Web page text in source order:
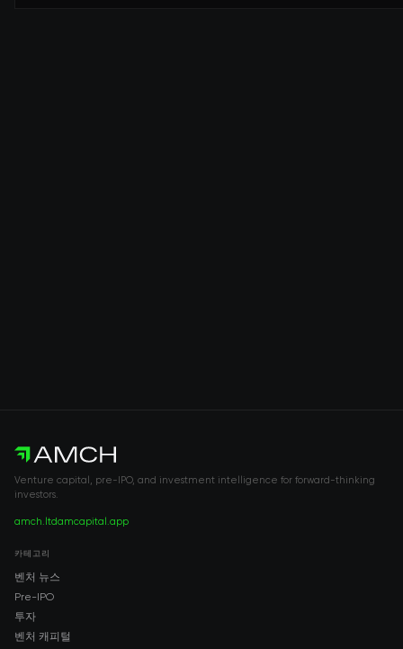
Venture capital, pre-IPO, and investment intelligence for forward-thinking
investors.
amch.ltdamcapital.app
카테고리
벤처 뉴스
Pre-IPO
투자
벤처 캐피털